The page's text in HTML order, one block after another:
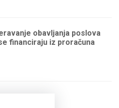
obavljanja poslova
financiraju iz proračuna